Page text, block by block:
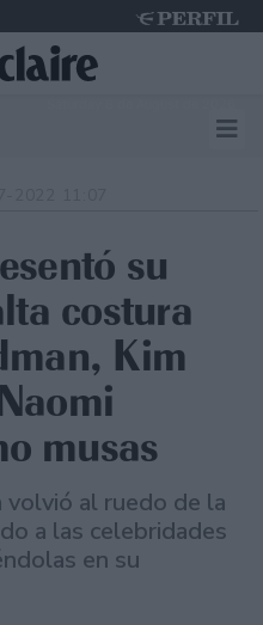
su
costura
Kim
musas
volvió al ruedo de la
a las celebridades
en su